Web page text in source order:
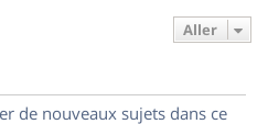
Aller
de nouveaux sujets dans ce